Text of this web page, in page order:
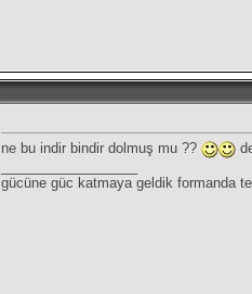
ne bu indir bindir dolmuş mu ??
gücüne güc katmaya geldik formanda